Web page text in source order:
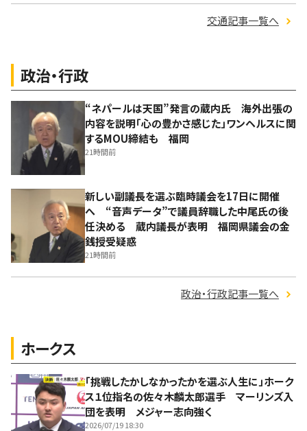
交通記事一覧へ
政治・行政
“ネパールは天国”発言の蔵内氏 海外出張の
内容を説明「心の豊かさ感じた」ワンヘルスに関
するMOU締結も 福岡
21時間前
新しい副議長を選ぶ臨時議会を17日に開催
へ “音声データ”で議員辞職した中尾氏の後
任決める 蔵内議長が表明 福岡県議会の金
銭授受疑惑
21時間前
政治・行政記事一覧へ
ホークス
「挑戦したかしなかったかを選ぶ人生に」ホーク
ス１位指名の佐々木麟太郎選手 マーリンズ入
団を表明 メジャー志向強く
2026/07/19 18:30